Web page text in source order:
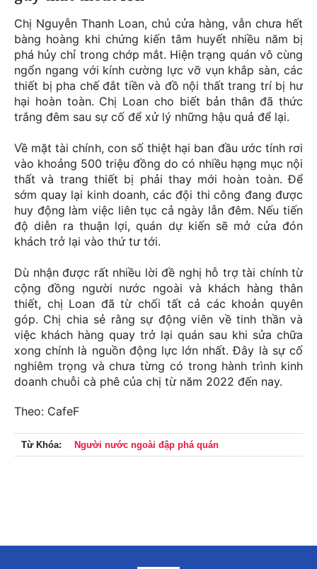
Chị Nguyễn Thanh Loan, chủ cửa hàng, vẫn chưa hết
bàng hoàng khi chứng kiến tâm huyết nhiều năm bị
phá hủy chỉ trong chớp mắt. Hiện trạng quán vô cùng
ngổn ngang với kính cường lực vỡ vụn khắp sàn, các
thiết bị pha chế đắt tiền và đồ nội thất trang trí bị hư
hại hoàn toàn. Chị Loan cho biết bản thân đã thức
trắng đêm sau sự cố để xử lý những hậu quả để lại.
Về mặt tài chính, con số thiệt hại ban đầu ước tính rơi
vào khoảng 500 triệu đồng do có nhiều hạng mục nội
thất và trang thiết bị phải thay mới hoàn toàn. Để
sớm quay lại kinh doanh, các đội thi công đang được
huy động làm việc liên tục cả ngày lẫn đêm. Nếu tiến
độ diễn ra thuận lợi, quán dự kiến sẽ mở cửa đón
khách trở lại vào thứ tư tới.
Dù nhận được rất nhiều lời đề nghị hỗ trợ tài chính từ
cộng đồng người nước ngoài và khách hàng thân
thiết, chị Loan đã từ chối tất cả các khoản quyên
góp. Chị chia sẻ rằng sự động viên về tinh thần và
việc khách hàng quay trở lại quán sau khi sửa chữa
xong chính là nguồn động lực lớn nhất. Đây là sự cố
nghiêm trọng và chưa từng có trong hành trình kinh
doanh chuỗi cà phê của chị từ năm 2022 đến nay.
Theo: CafeF
Từ Khóa: Người nước ngoài đập phá quán